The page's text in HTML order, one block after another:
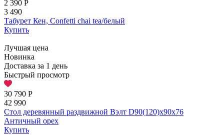
2 390 Р
3 490
Табурет Кен, Confetti chai tea/белый
Купить
Лучшая цена
Новинка
Доставка за 1 день
Быстрый просмотр
30 790 Р
42 990
Стол деревянный раздвижной Вэлт D90(120)х90х76
Античный орех
Купить